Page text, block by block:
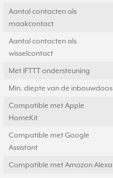
Aantal contacten als
maakcontact
Aantal contacten als
wisselcontact
Met IFTTT ondersteuning
Min. diepte van de inbouwdoos
Compatible met Apple
HomeKit
Compatible met Google
Assistant
Compatible met Amazon Alexa